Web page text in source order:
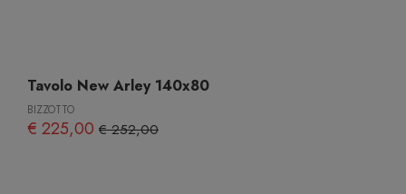
Tavolo New Arley 140x80
BIZZOTTO
€ 225,00 € 252,00